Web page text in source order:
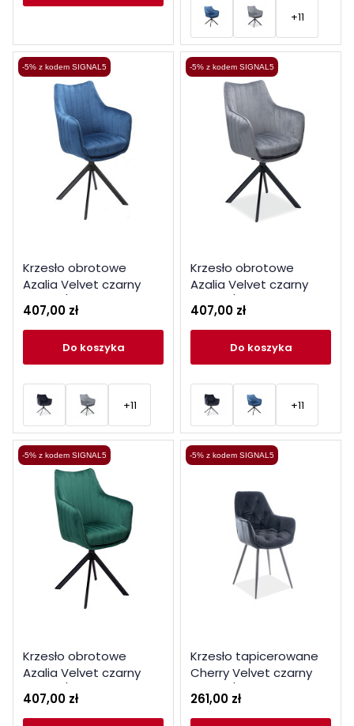
+11
-5% z kodem SIGNAL5
Krzesło obrotowe
Azalia Velvet czarny
stelaż / granatowy
bluvel 86
407,00 zł
do koszyka
+11
-5% z kodem SIGNAL5
Krzesło obrotowe
Azalia Velvet czarny
stelaż / szary bluvel 14
407,00 zł
do koszyka
+11
-5% z kodem SIGNAL5
Krzesło obrotowe
Azalia Velvet czarny
stelaż / zielony bluvel
78
407,00 zł
-5% z kodem SIGNAL5
Krzesło tapicerowane
Cherry Velvet czarny
stelaż / czarny Bluvel 19
261,00 zł